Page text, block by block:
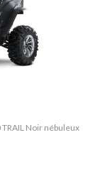
Noir nébuleux